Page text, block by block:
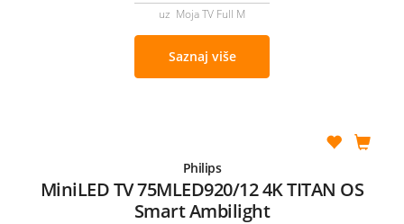
uz Moja TV Full M
Saznaj više
Philips
MiniLED TV 75MLED920/12 4K TITAN OS
Smart Ambilight